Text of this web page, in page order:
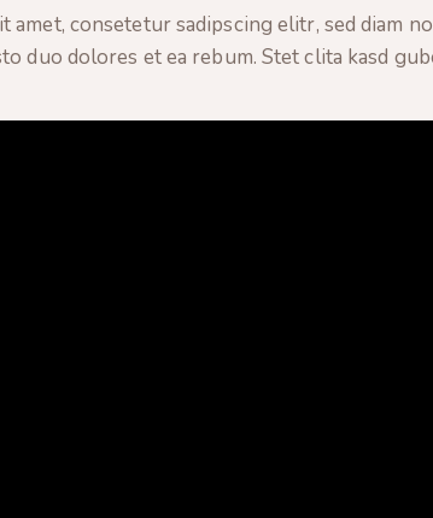
amet, consetetur sadipscing elitr, sed diam
duo dolores et ea rebum. Stet clita kasd